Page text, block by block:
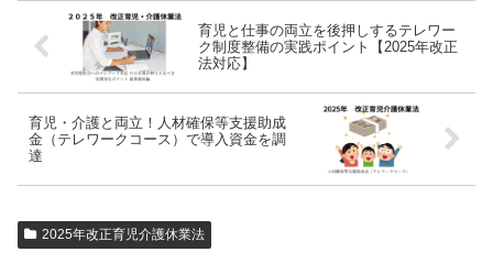
育児と仕事の両立を後押しするテレワー
ク制度整備の実践ポイント【2025年改正
法対応】
育児・介護と両立！人材確保等支援助成
金（テレワークコース）で導入資金を調
達
2025年改正育児介護休業法